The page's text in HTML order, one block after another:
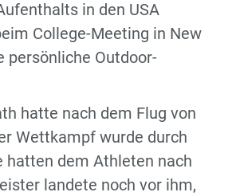
in den USA
College-Meeting in New
Outdoor-
hatte nach dem Flug von
Wettkampf wurde durch
hatten dem Athleten nach
landete noch vor ihm,